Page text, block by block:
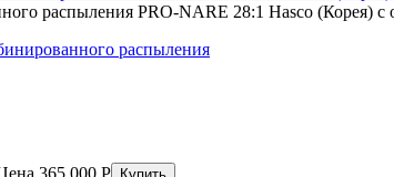
распыления PRO-NARE 28:1 Hasco (Корея)
распыления
365 000 Р